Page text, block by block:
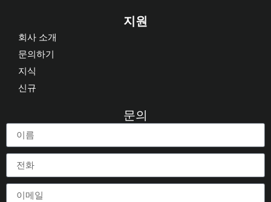
지원
회사 소개
문의하기
지식
신규
문의